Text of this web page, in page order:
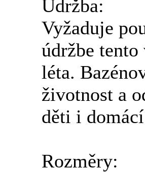
Údržba:
Vyžaduje
údržbe
léta.
životnost a
děti i
Rozměry: